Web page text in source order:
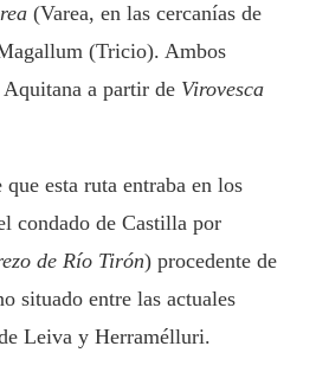
(Varea, en las cercanías de
(Tricio). Ambos
a partir de Virovesca
esta ruta entraba en los
condado de Castilla por
de Río Tirón) procedente de
situado entre las actuales
Leiva y Herramélluri.